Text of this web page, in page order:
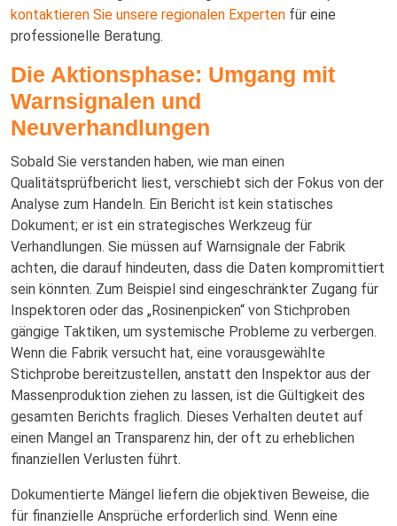
kontaktieren Sie unsere regionalen Experten für eine
professionelle Beratung.
Die Aktionsphase: Umgang mit
Warnsignalen und
Neuverhandlungen
Sobald Sie verstanden haben, wie man einen
Qualitätsprüfbericht liest, verschiebt sich der Fokus von der
Analyse zum Handeln. Ein Bericht ist kein statisches
Dokument; er ist ein strategisches Werkzeug für
Verhandlungen. Sie müssen auf Warnsignale der Fabrik
achten, die darauf hindeuten, dass die Daten kompromittiert
sein könnten. Zum Beispiel sind eingeschränkter Zugang für
Inspektoren oder das „Rosinenpicken“ von Stichproben
gängige Taktiken, um systemische Probleme zu verbergen.
Wenn die Fabrik versucht hat, eine vorausgewählte
Stichprobe bereitzustellen, anstatt den Inspektor aus der
Massenproduktion ziehen zu lassen, ist die Gültigkeit des
gesamten Berichts fraglich. Dieses Verhalten deutet auf
einen Mangel an Transparenz hin, der oft zu erheblichen
finanziellen Verlusten führt.
Dokumentierte Mängel liefern die objektiven Beweise, die
für finanzielle Ansprüche erforderlich sind. Wenn eine